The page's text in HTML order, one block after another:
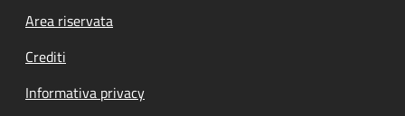
Footer menu
Area riservata
Crediti
Informativa privacy